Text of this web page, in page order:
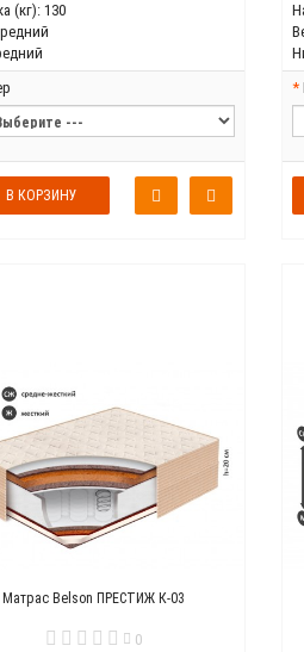
(кг): 130
В КОРЗИНУ
Матрас Belson ПРЕСТИЖ К-03
0